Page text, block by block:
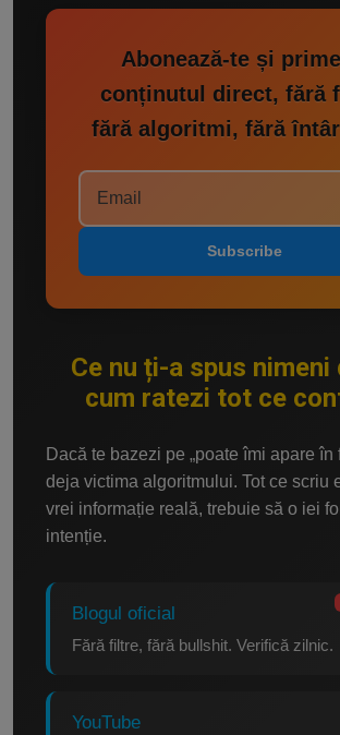
Abonează-te și
conținutul direct, fără
fără algoritmi, fără
Subscribe
Ce nu ți-a spus nimeni
cum ratezi tot ce
Dacă te bazezi pe „poate îmi apare în
deja victima algoritmului. Tot ce scriu
vrei informație reală, trebuie să o iei
intenție.
Blogul oficial
Fără filtre, fără bullshit. Verifică zilnic.
YouTube